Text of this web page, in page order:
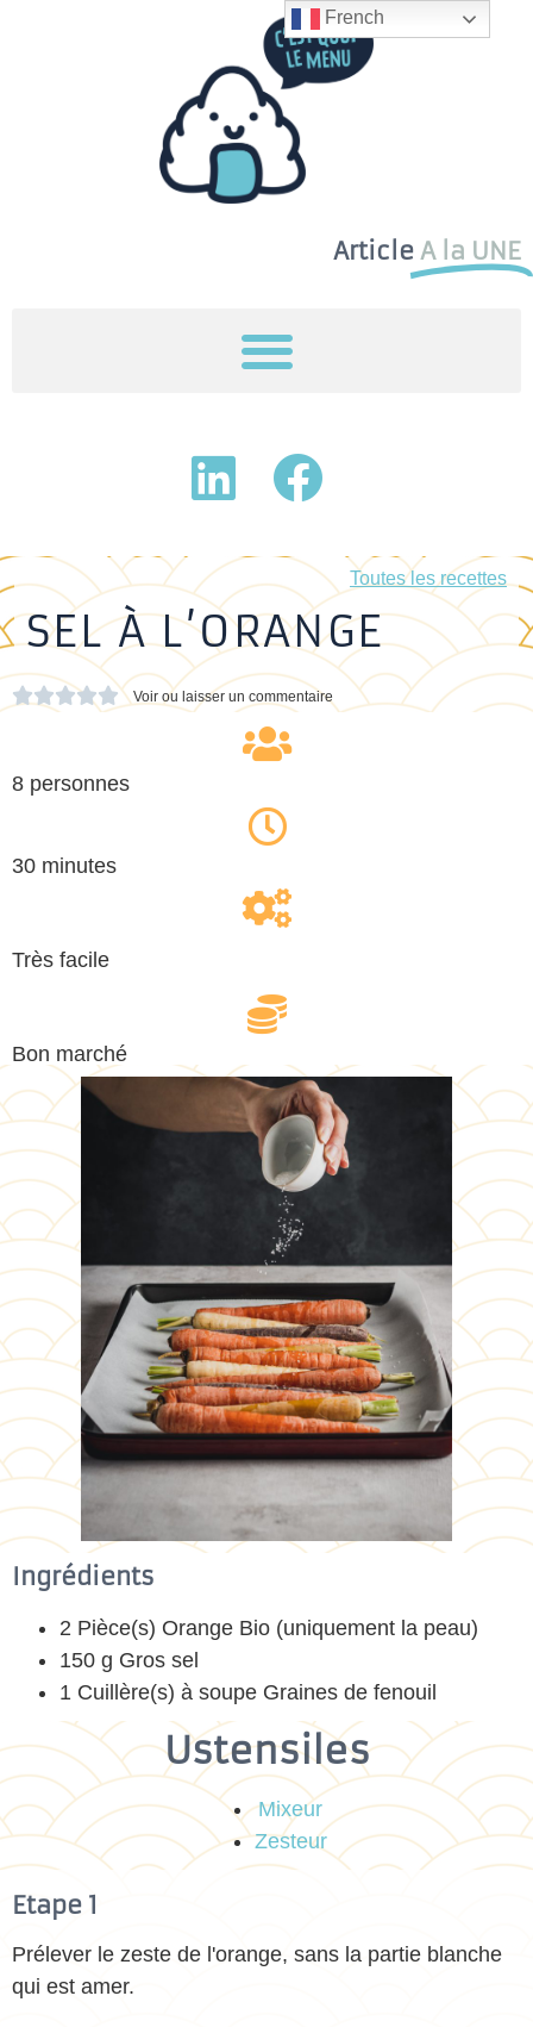
Article A la UNE
Toutes les recettes
SEL À L’ORANGE
 Voir ou laisser un commentaire
8 personnes
30 minutes
Très facile
Bon marché
Ingrédients
2 Pièce(s) Orange Bio (uniquement la peau)
150 g Gros sel
1 Cuillère(s) à soupe Graines de fenouil
Ustensiles
Mixeur
Zesteur
Etape 1
Prélever le zeste de l'orange, sans la partie blanche
qui est amer.
French